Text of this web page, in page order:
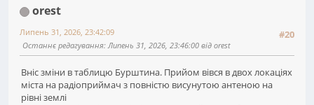
orest
#20
Липень 31, 2026, 23:42:09
Останнє редагування: Липень 31, 2026, 23:46:00 від orest
Вніс зміни в таблицю Бурштина. Прийом вівся в двох локаціях
міста на радіоприймач з повністю висунутою антеною на
рівні землі